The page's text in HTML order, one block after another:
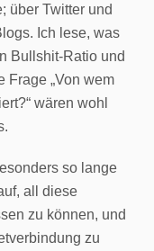
über Twitter und
Ich lese, was
Bullshit-Ratio und
Frage „Von wem
wären wohl
so lange
all diese
zu können, und
zu